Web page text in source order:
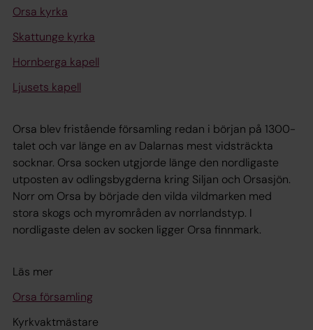
Orsa kyrka
Skattunge kyrka
Hornberga kapell
Ljusets kapell
Orsa blev fristående församling redan i början på 1300-
talet och var länge en av Dalarnas mest vidsträckta
socknar. Orsa socken utgjorde länge den nordligaste
utposten av odlingsbygderna kring Siljan och Orsasjön.
Norr om Orsa by började den vilda vildmarken med
stora skogs och myrområden av norrlandstyp. I
nordligaste delen av socken ligger Orsa finnmark.
Läs mer
Orsa församling
Kyrkvaktmästare